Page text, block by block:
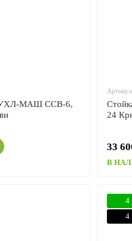
УХЛ-МАШ ССВ-6,
24
33
В
4
4